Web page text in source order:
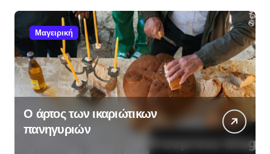
Μαγειρική
Ο άρτος των ικαριώτικων
πανηγυριών